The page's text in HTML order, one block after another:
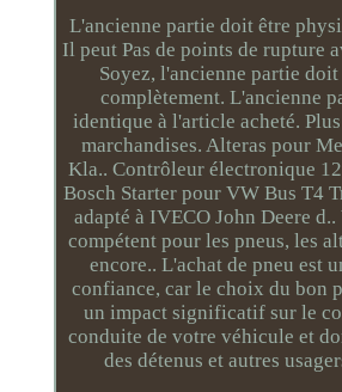
L'ancienne partie doit être
Il peut Pas de points de rupture
Soyez, l'ancienne partie
complètement. L'ancienne
identique à l'article acheté.
marchandises. Alteras pour
Kla.. Contrôleur électronique
Bosch Starter pour VW Bus T4
adapté à IVECO John Deere
compétent pour les pneus, les
encore.. L'achat de pneu est
confiance, car le choix du bon
un impact significatif sur le
conduite de votre véhicule et
des détenus et autres